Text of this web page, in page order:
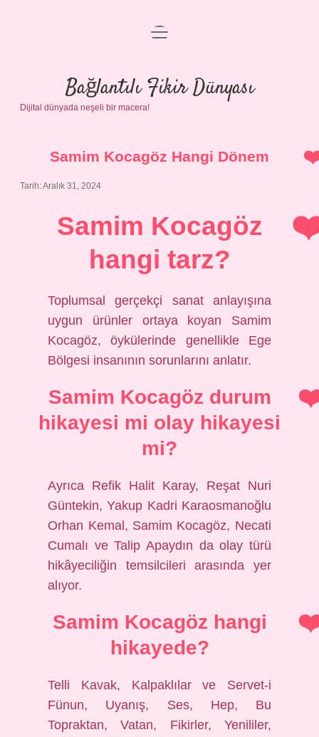
Anasayfa
Gizlilik Politikası
Yasal Uyarı
menüyü
Bağlantılı Fikir Dünyası
Dijital dünyada neşeli bir macera!
Samim Kocagöz Hangi Dönem
Tarih: Aralık 31, 2024
Samim Kocagöz
hangi tarz?
Toplumsal gerçekçi sanat anlayışına
uygun ürünler ortaya koyan Samim
Kocagöz, öykülerinde genellikle Ege
Bölgesi insanının sorunlarını anlatır.
Samim Kocagöz durum
hikayesi mi olay hikayesi
mi?
Ayrıca Refik Halit Karay, Reşat Nuri
Güntekin, Yakup Kadri Karaosmanoğlu
Orhan Kemal, Samim Kocagöz, Necati
Cumalı ve Talip Apaydın da olay türü
hikâyeciliğin temsilcileri arasında yer
alıyor.
Samim Kocagöz hangi
hikayede?
Telli Kavak, Kalpaklılar ve Servet-i
Fünun, Uyanış, Ses, Hep, Bu
Topraktan, Vatan, Fikirler, Yenililer,